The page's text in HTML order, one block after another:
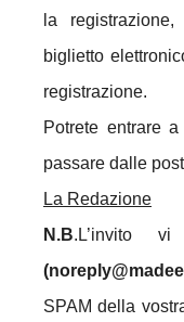
la
biglietto
registrazione.
Potrete entrare
passare dalle
La Redazione
N.B.L’invito
SPAM della